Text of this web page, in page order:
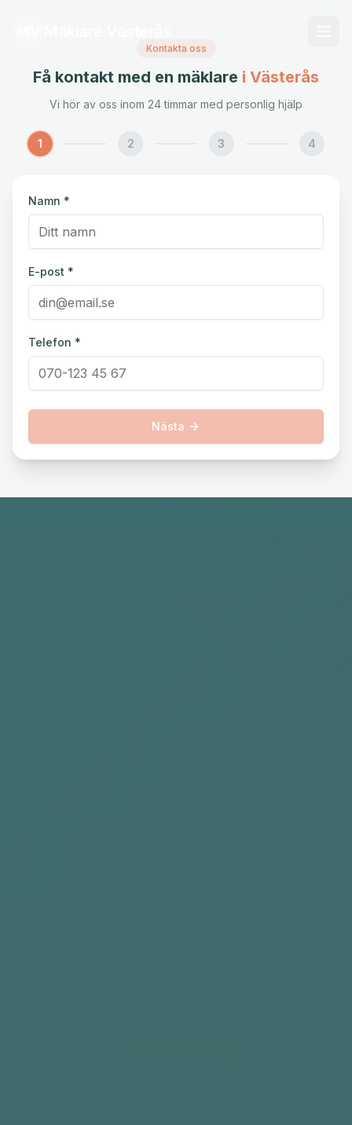
Kontakta oss
Få kontakt med en mäklare i Västerås
Vi hör av oss inom 24 timmar med personlig hjälp
1 2 3 4
Namn *
E-post *
Telefon *
Nästa